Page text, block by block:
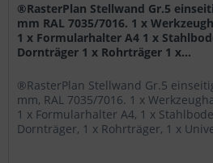
®RasterPlan Stellwand Gr.5
mm RAL 7035/7016. 1 x
1 x Formularhalter A4 1 x
Dornträger 1 x Rohrträger 1 x...
®RasterPlan Stellwand Gr.5
mm, RAL 7035/7016. 1 x
1 x Formularhalter A4, 1 x
Dornträger, 1 x Rohrträger, 1 x